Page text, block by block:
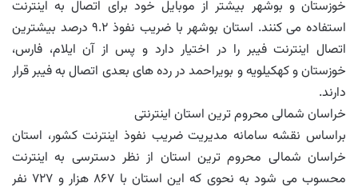
خوزستان و بوشهر بیشتر از موبایل خود برای اتصال به اینترنت
استفاده می کنند. استان بوشهر با ضریب نفوذ ۹.۲ درصد بیشترین
اتصال اینترنت فیبر را در اختیار دارد و پس از آن ایلام، فارس،
خوزستان و کهکیلویه و بویراحمد در رده های بعدی اتصال به فیبر قرار
دارند.
خراسان شمالی محروم ترین استان اینترنتی
براساس نقشه سامانه مدیریت ضریب نفوذ اینترنت کشور، استان
خراسان شمالی محروم ترین استان از نظر دسترسی به اینترنت
محسوب می شود به نحوی که این استان با ۸۶۷ هزار و ۷۲۷ نفر